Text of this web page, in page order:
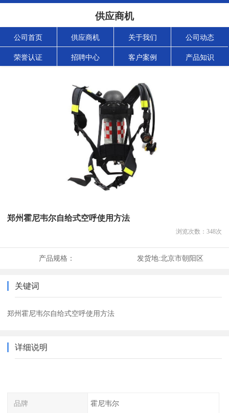
供应商机
公司首页 供应商机 关于我们 公司动态
荣誉认证 招聘中心 客户案例 产品知识
郑州霍尼韦尔自给式空呼使用方法
浏览次数： 348次
产品规格： 发货地:北京市朝阳区
关键词
郑州霍尼韦尔自给式空呼使用方法
详细说明
品牌 霍尼韦尔